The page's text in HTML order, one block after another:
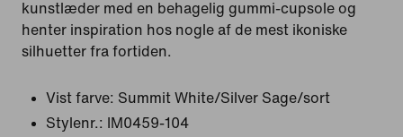
kunstlæder med en behagelig gummi-cupsole og
henter inspiration hos nogle af de mest ikoniske
silhuetter fra fortiden.
Vist farve: Summit White/Silver Sage/sort
Stylenr.:
IM0459-104